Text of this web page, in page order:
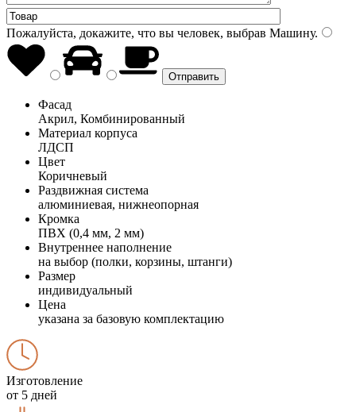
Пожалуйста, докажите, что вы человек, выбрав Машину.
Фасад
Акрил, Комбинированный
Материал корпуса
ЛДСП
Цвет
Коричневый
Раздвижная система
алюминиевая, нижнеопорная
Кромка
ПВХ (0,4 мм, 2 мм)
Внутреннее наполнение
на выбор (полки, корзины, штанги)
Размер
индивидуальный
Цена
указана за базовую комплектацию
Изготовление
от 5 дней